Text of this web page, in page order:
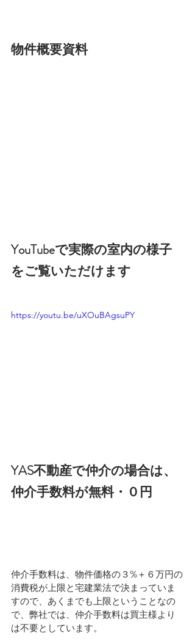
物件概要資料
YouTubeで実際の室内の様子
をご覧いただけます
https://youtu.be/uXOuBAgsuPY
YAS不動産で仲介の場合は、
仲介手数料が無料・０円
仲介手数料は、物件価格の３%＋６万円の
消費税が上限と宅建業法で決まっていま
すので、あくまでも上限ということなの
で、弊社では、仲介手数料は買主様より
は不要としています。